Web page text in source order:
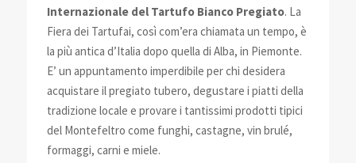
Internazionale del Tartufo Bianco Pregiato. La
Fiera dei Tartufai, così com’era chiamata un tempo, è
la più antica d’Italia dopo quella di Alba, in Piemonte.
E’ un appuntamento imperdibile per chi desidera
acquistare il pregiato tubero, degustare i piatti della
tradizione locale e provare i tantissimi prodotti tipici
del Montefeltro come funghi, castagne, vin brulé,
formaggi, carni e miele.